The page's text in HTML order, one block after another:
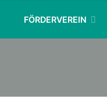
FÖRDERVEREIN